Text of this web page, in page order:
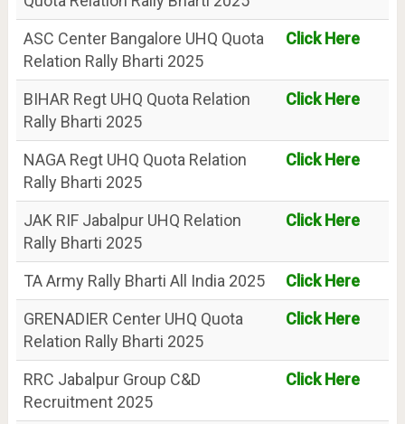
ASC Center Bangalore UHQ Quota
Relation Rally Bharti 2025
Click Here
BIHAR Regt UHQ Quota Relation
Rally Bharti 2025
Click Here
NAGA Regt UHQ Quota Relation
Rally Bharti 2025
Click Here
JAK RIF Jabalpur UHQ Relation
Rally Bharti 2025
Click Here
TA Army Rally Bharti All India 2025
Click Here
GRENADIER Center UHQ Quota
Relation Rally Bharti 2025
Click Here
RRC Jabalpur Group C&D
Recruitment 2025
Click Here